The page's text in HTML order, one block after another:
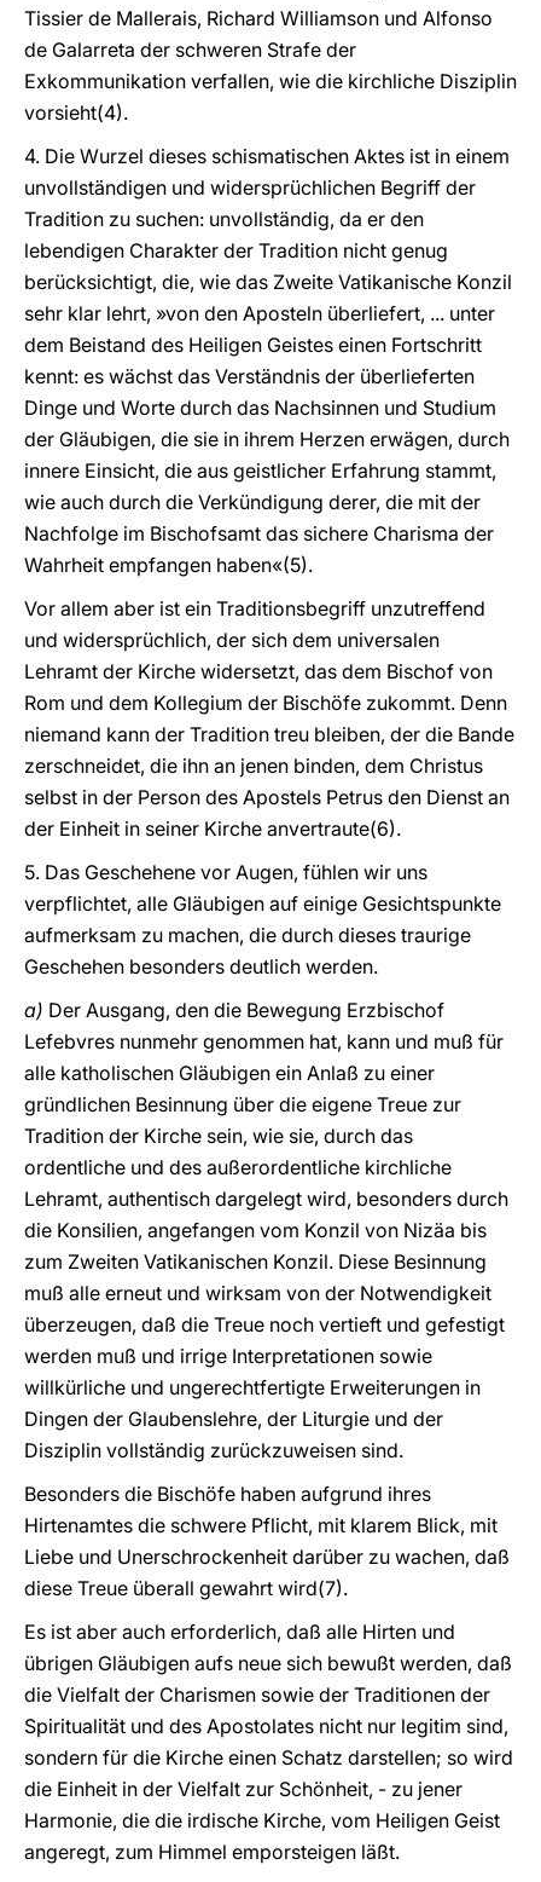
Tissier de Mallerais, Richard Williamson und Alfonso
de Galarreta der schweren Strafe der
Exkommunikation verfallen, wie die kirchliche Disziplin
vorsieht(4).
4. Die Wurzel dieses schismatischen Aktes ist in einem
unvollständigen und widersprüchlichen Begriff der
Tradition zu suchen: unvollständig, da er den
lebendigen Charakter der Tradition nicht genug
berücksichtigt, die, wie das Zweite Vatikanische Konzil
sehr klar lehrt, »von den Aposteln überliefert, ... unter
dem Beistand des Heiligen Geistes einen Fortschritt
kennt: es wächst das Verständnis der überlieferten
Dinge und Worte durch das Nachsinnen und Studium
der Gläubigen, die sie in ihrem Herzen erwägen, durch
innere Einsicht, die aus geistlicher Erfahrung stammt,
wie auch durch die Verkündigung derer, die mit der
Nachfolge im Bischofsamt das sichere Charisma der
Wahrheit empfangen haben«(5).
Vor allem aber ist ein Traditionsbegriff unzutreffend
und widersprüchlich, der sich dem universalen
Lehramt der Kirche widersetzt, das dem Bischof von
Rom und dem Kollegium der Bischöfe zukommt. Denn
niemand kann der Tradition treu bleiben, der die Bande
zerschneidet, die ihn an jenen binden, dem Christus
selbst in der Person des Apostels Petrus den Dienst an
der Einheit in seiner Kirche anvertraute(6).
5. Das Geschehene vor Augen, fühlen wir uns
verpflichtet, alle Gläubigen auf einige Gesichtspunkte
aufmerksam zu machen, die durch dieses traurige
Geschehen besonders deutlich werden.
a) Der Ausgang, den die Bewegung Erzbischof
Lefebvres nunmehr genommen hat, kann und muß für
alle katholischen Gläubigen ein Anlaß zu einer
gründlichen Besinnung über die eigene Treue zur
Tradition der Kirche sein, wie sie, durch das
ordentliche und des außerordentliche kirchliche
Lehramt, authentisch dargelegt wird, besonders durch
die Konsilien, angefangen vom Konzil von Nizäa bis
zum Zweiten Vatikanischen Konzil. Diese Besinnung
muß alle erneut und wirksam von der Notwendigkeit
überzeugen, daß die Treue noch vertieft und gefestigt
werden muß und irrige Interpretationen sowie
willkürliche und ungerechtfertigte Erweiterungen in
Dingen der Glaubenslehre, der Liturgie und der
Disziplin vollständig zurückzuweisen sind.
Besonders die Bischöfe haben aufgrund ihres
Hirtenamtes die schwere Pflicht, mit klarem Blick, mit
Liebe und Unerschrockenheit darüber zu wachen, daß
diese Treue überall gewahrt wird(7).
Es ist aber auch erforderlich, daß alle Hirten und
übrigen Gläubigen aufs neue sich bewußt werden, daß
die Vielfalt der Charismen sowie der Traditionen der
Spiritualität und des Apostolates nicht nur legitim sind,
sondern für die Kirche einen Schatz darstellen; so wird
die Einheit in der Vielfalt zur Schönheit, - zu jener
Harmonie, die die irdische Kirche, vom Heiligen Geist
angeregt, zum Himmel emporsteigen läßt.